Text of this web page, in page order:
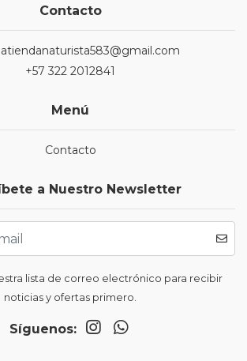
Contacto
+57 322 2012841
Menú
Contacto
a Nuestro Newsletter
lista de correo electrónico para recibir
noticias y ofertas primero.
Síguenos: